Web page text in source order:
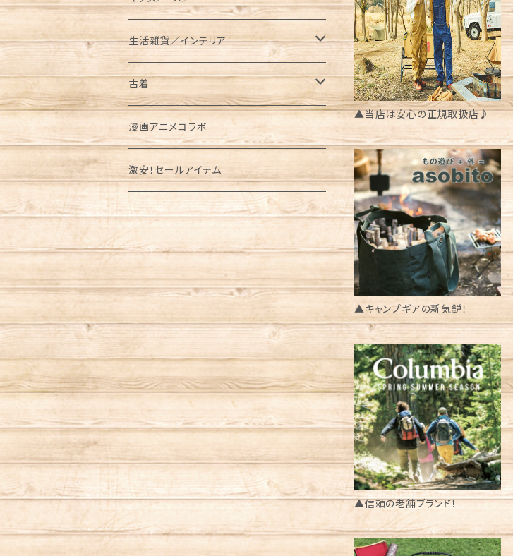
▲当店は安心の正規取扱店♪
▲キャンプギアの新気鋭！
▲信頼の老舗ブランド！
スト）
Champion（チャンピオン）
CHUMS（チャムス）
東北限定販売アイテム
財布／コインケース
パスケース／カードケース
キーケース／キーリング
トートバッグ／ショルダーバッグ
リュック／バックパック
ケース／マルチポーチ
アパレル
キャンプギア／その他雑貨
スマートフォンケース
Columbia（コロンビア）
Cookman （クックマン）
DOG TOWN（ドッグタウン）
gym master（ジムマスター）
GRAMICCI（グラミチ）
grn outdoor（ジーアールエヌアウトド
ア）
ストレージバッグ
HIGH MOUNT（ハイマウント）
HOUSTON（ヒューストン）
INSP（インスピ）
トラッシュバッグ／ゴミ入れ
薪入れ／薪バッグ
トイレットペーパー／ティッシュケース
パイントケース
ランタンケース
OD缶ケース／その他ケース
キャリーオール
ストレージバッグ
クッカー／食器
メスティン
ケトル
クーラーボックス／クーラーバッグ
ウォータージャグ
コーヒーメーカー
ハンギングチェーン
釣り／フィッシング
アウトドアウェア
サーフショーツ／水着
ホットサンドメーカー
フットウェア
グリルウィズガード
長袖
プルパーカー
ジップパーカー
ジャケット／アウター
コーチジャケット
中綿ジャケット
フリースジャケット
ダウンジャケット
マウンテンパーカー
ナイロンジャケット
デニムジャケット/コート
ベスト
オーバーオール／オールインワン
ニット／セーター
ベスト
ニットキャップ
手袋／グローブ
パスケース
財布/ウォレット
キーケース/キーホルダー
サコッシュ／ポーチ
トートバッグ
ボディバッグ／ウエストバッグ
ボストンバッグ
カメラバッグ
ショート／アンクル
サンダル
ブーツ
レインブーツ
バレエシューズ
レギンス
キッズ
半袖Tシャツ
長袖Tシャツ
パンツ／ボトムス
キャップ／ハット
ベビー
ベビービブ
ロンパース
生活雑貨／インテリア
タンブラー／コップ／水筒
リュック／バッグ
サコッシュ／ポーチ
トートバッグ／エコバッグ
エプロン／前掛け
レジ袋
キッチン用品
栓抜き／ボトルオープナー
コーヒーメーカー
その他
ショルダーバッグ
ランプ
古着
半袖
Tシャツ
スウェット
シャツ
長袖
シャツ
スウェット／トレーナー
パーカー
フリースジャケット
ボトムス
アウター
ナイロンジャケット
フリースジャケット
シーツ／布
漫画アニメコラボ
激安！セールアイテム